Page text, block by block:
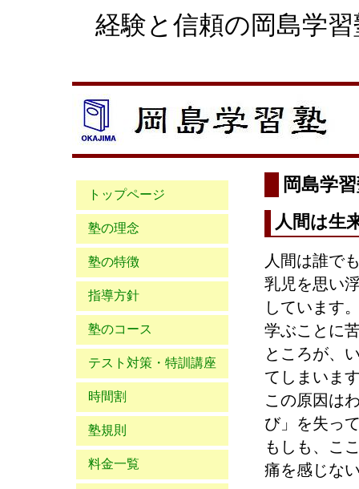
経験と信頼の岡
トップページ
塾の理念
塾の特徴
指導方針
塾のコース
テスト対策・特訓講座
時間割
塾規則
料金一覧
岡島学
人間は生
人間は誰で
乳児を思い
しています
学ぶことに
ところが、
てしまいま
この原因は
び」を失っ
もしも、こ
痛を感じな